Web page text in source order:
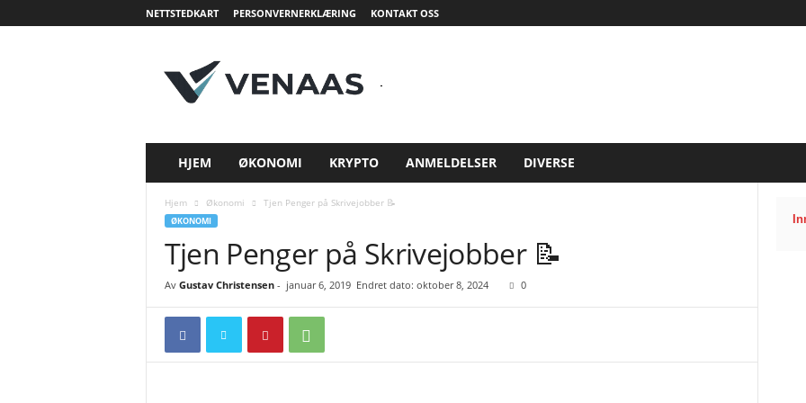
NETTSTEDKART PERSONVERNERKLÆRING KONTAKT OSS
HJEM ØKONOMI KRYPTO ANMELDELSER DIVERSE
Hjem Økonomi Tjen Penger på Skrivejobber 📝
ØKONOMI
Tjen Penger på Skrivejobber 📝
Av Gustav Christensen- januar 6, 2019 Endret dato: oktober 8, 2024 0